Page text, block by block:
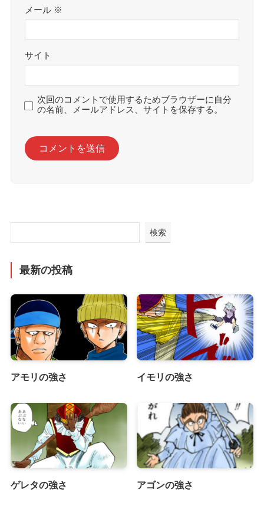
メール ※
サイト
次回のコメントで使用するためブラウザーに自分
の名前、メールアドレス、サイトを保存する。
検索
最新の投稿
アモリの強さ イモリの強さ
ゲレタの強さ アゴンの強さ